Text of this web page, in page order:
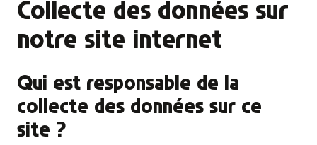
Collecte des données sur
notre site internet
Qui est responsable de la
collecte des données sur ce
site ?